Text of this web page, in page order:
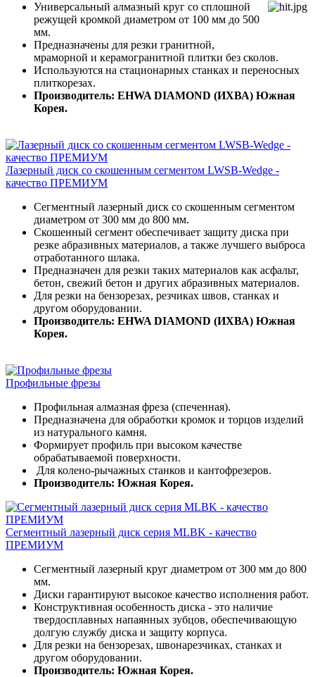
Универсальный алмазный круг со сплошной
режущей кромкой диаметром от 100 мм до 500
мм.
Предназначены для резки гранитной,
мраморной и керамогранитной плитки без сколов.
Используются на стационарных станках и переносных
плиткорезах.
Производитель: EHWA DIAMOND (ИХВА) Южная
Корея.
Лазерный диск со скошенным сегментом LWSB-Wedge -
качество ПРЕМИУМ
Сегментный лазерный диск со скошенным сегментом
диаметром от 300 мм до 800 мм.
Скошенный сегмент обеспечивает защиту диска при
резке абразивных материалов, а также лучшего выброса
отработанного шлака.
Предназначен для резки таких материалов как асфальт,
бетон, свежий бетон и других абразивных материалов.
Для резки на бензорезах, резчиках швов, станках и
другом оборудовании.
Производитель: EHWA DIAMOND (ИХВА) Южная
Корея.
Профильные фрезы
Профильная алмазная фреза (спеченная).
Предназначена для обработки кромок и торцов изделий
из натурального камня.
Формирует профиль при высоком качестве
обрабатываемой поверхности.
Для колено-рычажных станков и кантофрезеров.
Производитель: Южная Корея.
Сегментный лазерный диск серия MLBK - качество
ПРЕМИУМ
Сегментный лазерный круг диаметром от 300 мм до 800
мм.
Диски гарантируют высокое качество исполнения работ.
Конструктивная особенность диска - это наличие
твердосплавных напаянных зубцов, обеспечивающую
долгую службу диска и защиту корпуса.
Для резки на бензорезах, швонарезчиках, станках и
другом оборудовании.
Производитель: Южная Корея.